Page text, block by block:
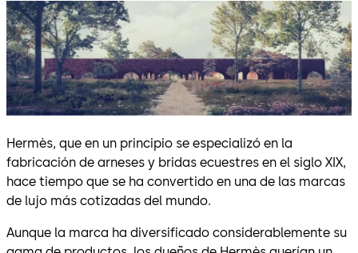
Hermès, que en un principio se especializó en la
fabricación de arneses y bridas ecuestres en el siglo XIX,
hace tiempo que se ha convertido en una de las marcas
de lujo más cotizadas del mundo.
Aunque la marca ha diversificado considerablemente su